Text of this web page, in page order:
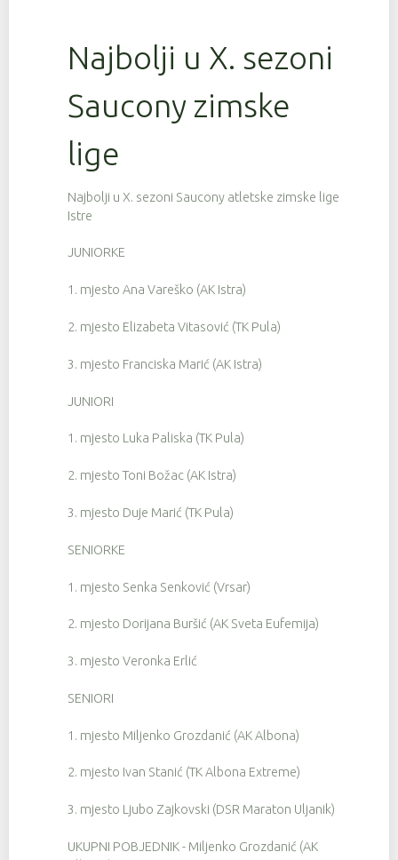
Najbolji u X. sezoni
Saucony zimske
lige
Najbolji u X. sezoni Saucony atletske zimske lige
Istre
JUNIORKE
1. mjesto Ana Vareško (AK Istra)
2. mjesto Elizabeta Vitasović (TK Pula)
3. mjesto Franciska Marić (AK Istra)
JUNIORI
1. mjesto Luka Paliska (TK Pula)
2. mjesto Toni Božac (AK Istra)
3. mjesto Duje Marić (TK Pula)
SENIORKE
1. mjesto Senka Senković (Vrsar)
2. mjesto Dorijana Buršić (AK Sveta Eufemija)
3. mjesto Veronka Erlić
SENIORI
1. mjesto Miljenko Grozdanić (AK Albona)
2. mjesto Ivan Stanić (TK Albona Extreme)
3. mjesto Ljubo Zajkovski (DSR Maraton Uljanik)
UKUPNI POBJEDNIK - Miljenko Grozdanić (AK